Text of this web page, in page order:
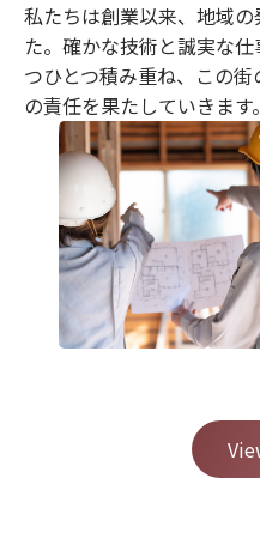
私たちは創業以来、地域
た。確かな技術と誠実な
つひとつ積み重ね、この
の責任を果たしていきます。